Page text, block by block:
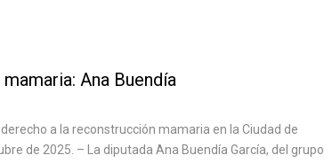
Ana Buendía
a la reconstrucción mamaria en la Ciudad de
de 2025. – La diputada Ana Buendía García, del grupo